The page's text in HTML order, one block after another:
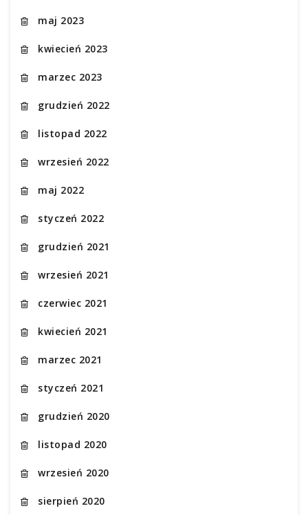
maj 2023
kwiecień 2023
marzec 2023
grudzień 2022
listopad 2022
wrzesień 2022
maj 2022
styczeń 2022
grudzień 2021
wrzesień 2021
czerwiec 2021
kwiecień 2021
marzec 2021
styczeń 2021
grudzień 2020
listopad 2020
wrzesień 2020
sierpień 2020